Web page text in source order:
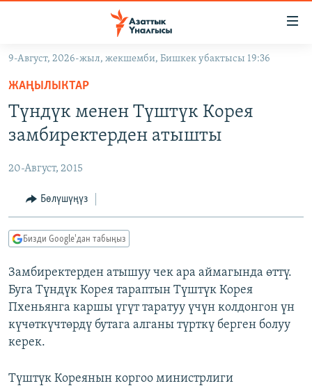
Навигацияга
өтүңүз
Издөөгө
салыңызКЫРГЫЗСТАН
ЭКОНОМИКА
МАДАНИЯТ
ДҮЙНӨ
БОРБОР АЗИЯ
УКРАИНА
АТАЙЫН ИЛИКТӨӨ
ТВ ПРОГРАММАЛАР
ЭКСПЕРТТЕР ТАЛДАЙТ
БИЗ ЖАНА ДҮЙНӨ
ДАНИСТЕ
ЭЖЕ-СИҢДИЛЕР
ЫҢГАЙСЫЗ СУРООЛОР
ӨЗГӨЧӨ ПИКИР
Русский
ОНЛАЙН ШЕРИНЕ
9-Август, 2026-жыл, жекшемби, Бишкек убактысы 19:36
ЖАҢЫЛЫКТАР
Түндүк менен Түштүк Корея
замбиректерден атышты
20-Август, 2015
Бөлүшүңүз
Бизди Google'дан табыңыз
Замбиректерден атышуу чек ара аймагында өттү.
Буга Түндүк Корея тараптын Түштүк Корея
Пхеньянга каршы үгүт таратуу үчүн колдонгон үн
күчөткүчтөрдү бутага алганы түрткү берген болуу
керек.
Түштүк Кореянын коргоо министрлиги